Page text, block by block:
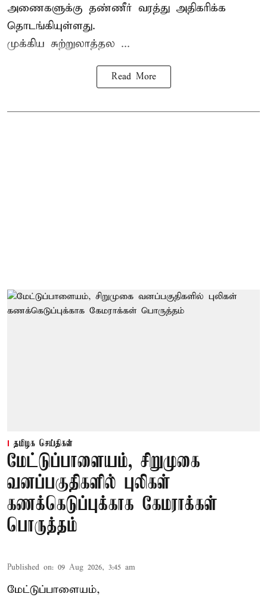
அணைகளுக்கு தண்ணீர் வரத்து அதிகரிக்க
தொடங்கியுள்ளது.
முக்கிய சுற்றுலாத்தல ...
Read More
தமிழக செய்திகள்
மேட்டுப்பாளையம், சிறுமுகை
வனப்பகுதிகளில் புலிகள்
கணக்கெடுப்புக்காக கேமராக்கள்
பொருத்தம்
Published on: 09 Aug 2026, 3:45 am
மேட்டுப்பாளையம்,